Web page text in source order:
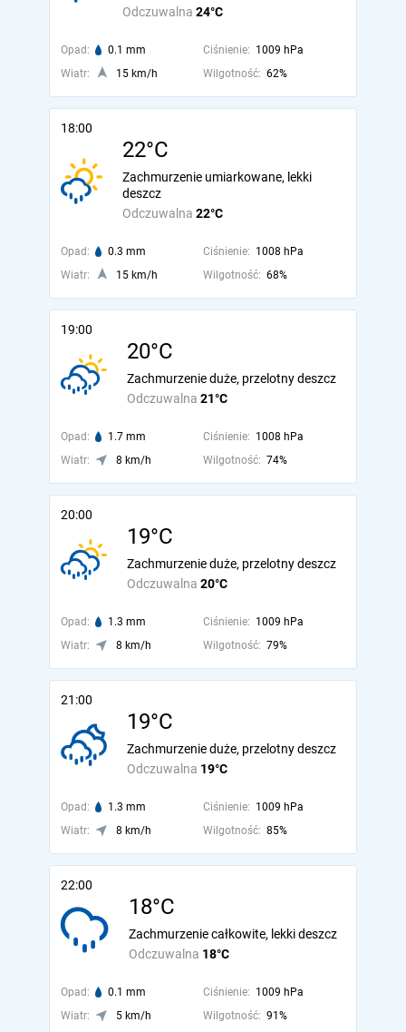
Odczuwalna 24°C
Opad: 0.1 mm Ciśnienie: 1009 hPa
Wiatr:
15 km/h Wilgotność: 62%
18:00
22°C
Odczuwalna 22°C
Zachmurzenie umiarkowane, lekki
deszcz
Opad: 0.3 mm Ciśnienie: 1008 hPa
Wiatr:
15 km/h Wilgotność: 68%
19:00
20°C
Odczuwalna 21°C
Zachmurzenie duże, przelotny deszcz
Opad: 1.7 mm Ciśnienie: 1008 hPa
Wiatr:
8 km/h Wilgotność: 74%
20:00
19°C
Odczuwalna 20°C
Zachmurzenie duże, przelotny deszcz
Opad: 1.3 mm Ciśnienie: 1009 hPa
Wiatr:
8 km/h Wilgotność: 79%
21:00
19°C
Odczuwalna 19°C
Zachmurzenie duże, przelotny deszcz
Opad: 1.3 mm Ciśnienie: 1009 hPa
Wiatr:
8 km/h Wilgotność: 85%
22:00
18°C
Odczuwalna 18°C
Zachmurzenie całkowite, lekki deszcz
Opad: 0.1 mm Ciśnienie: 1009 hPa
Wiatr:
5 km/h Wilgotność: 91%